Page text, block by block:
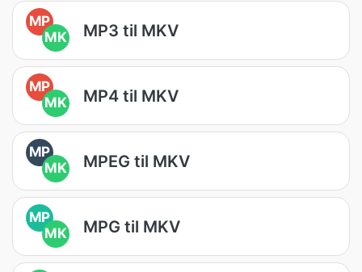
MP
MK
MP3 til MKV
MP
MK
MP4 til MKV
MP
MK
MPEG til MKV
MP
MK
MPG til MKV